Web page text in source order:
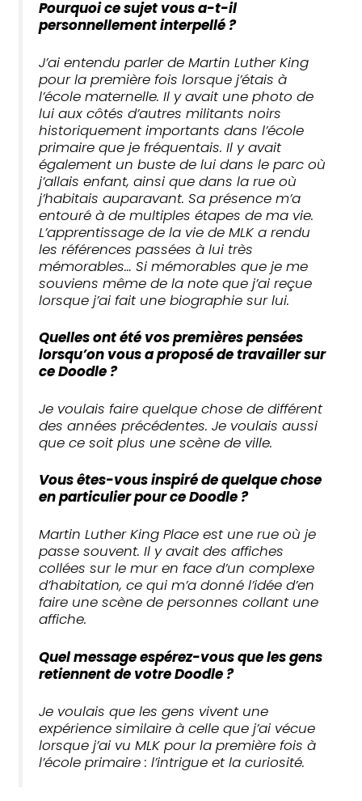
Pourquoi ce sujet vous a-t-il
personnellement interpellé ?
J’ai entendu parler de Martin Luther King
pour la première fois lorsque j’étais à
l’école maternelle. Il y avait une photo de
lui aux côtés d’autres militants noirs
historiquement importants dans l’école
primaire que je fréquentais. Il y avait
également un buste de lui dans le parc où
j’allais enfant, ainsi que dans la rue où
j’habitais auparavant. Sa présence m’a
entouré à de multiples étapes de ma vie.
L’apprentissage de la vie de MLK a rendu
les références passées à lui très
mémorables… Si mémorables que je me
souviens même de la note que j’ai reçue
lorsque j’ai fait une biographie sur lui.
Quelles ont été vos premières pensées
lorsqu’on vous a proposé de travailler sur
ce Doodle ?
Je voulais faire quelque chose de différent
des années précédentes. Je voulais aussi
que ce soit plus une scène de ville.
Vous êtes-vous inspiré de quelque chose
en particulier pour ce Doodle ?
Martin Luther King Place est une rue où je
passe souvent. Il y avait des affiches
collées sur le mur en face d’un complexe
d’habitation, ce qui m’a donné l’idée d’en
faire une scène de personnes collant une
affiche.
Quel message espérez-vous que les gens
retiennent de votre Doodle ?
Je voulais que les gens vivent une
expérience similaire à celle que j’ai vécue
lorsque j’ai vu MLK pour la première fois à
l’école primaire : l’intrigue et la curiosité.